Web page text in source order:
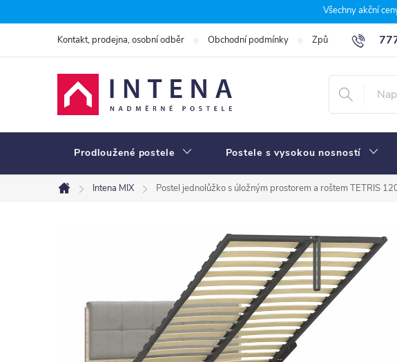
na
Všechny akční
Kontakt, prodejna, osobní odběr Obchodní podmínky Způsoby a ceny
Prodloužené postele Postele s vysokou nosností
Domů
Intena MIX Postel jednolůžko s úložným prostorem a roštem TETRIS